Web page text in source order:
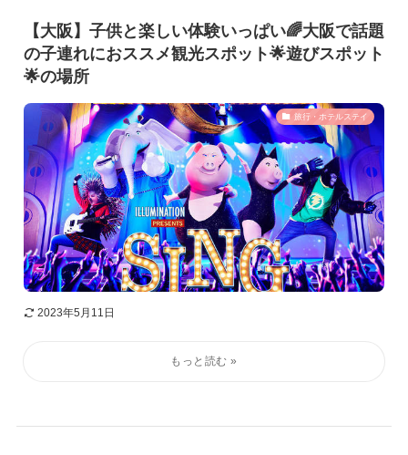
【大阪】子供と楽しい体験いっぱい🌈大阪で話題
の子連れにおススメ観光スポット🌟遊びスポット
🌟の場所
旅行・ホテルステイ
2023年5月11日